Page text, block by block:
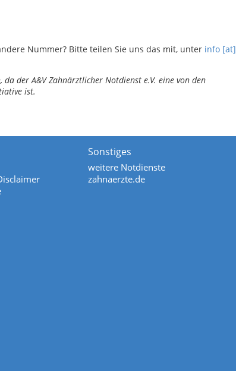
Nummer? Bitte teilen Sie uns das mit, unter info [at]
der A&V Zahnärztlicher Notdienst e.V. eine von den
ist.
Sonstiges
weitere Notdienste
zahnaerzte.de